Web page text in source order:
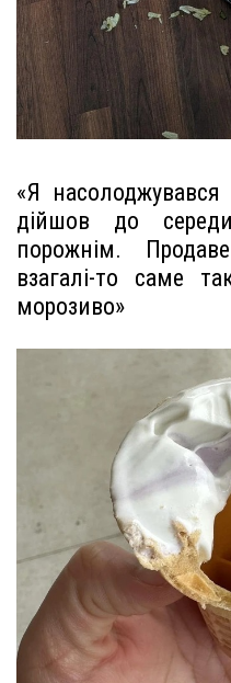
«Я
дійшов до
порожнім.
взагалі-то саме
морозиво»